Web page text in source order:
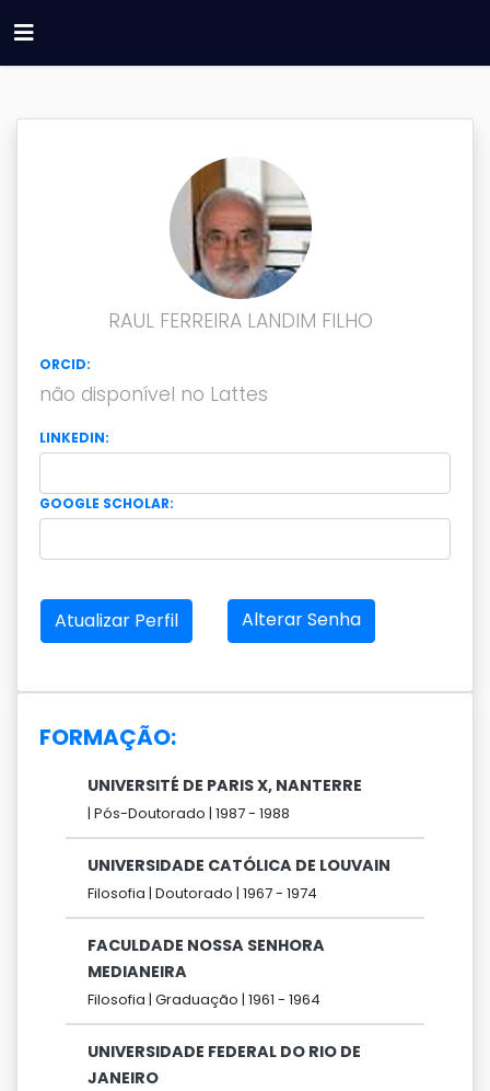
RAUL FERREIRA LANDIM FILHO
ORCID:
não disponível no Lattes
LINKEDIN:
GOOGLE SCHOLAR:
Atualizar Perfil Alterar Senha
FORMAÇÃO:
UNIVERSITÉ DE PARIS X, NANTERRE
| Pós-Doutorado | 1987 - 1988
UNIVERSIDADE CATÓLICA DE LOUVAIN
Filosofia | Doutorado | 1967 - 1974
FACULDADE NOSSA SENHORA
MEDIANEIRA
Filosofia | Graduação | 1961 - 1964
UNIVERSIDADE FEDERAL DO RIO DE
JANEIRO